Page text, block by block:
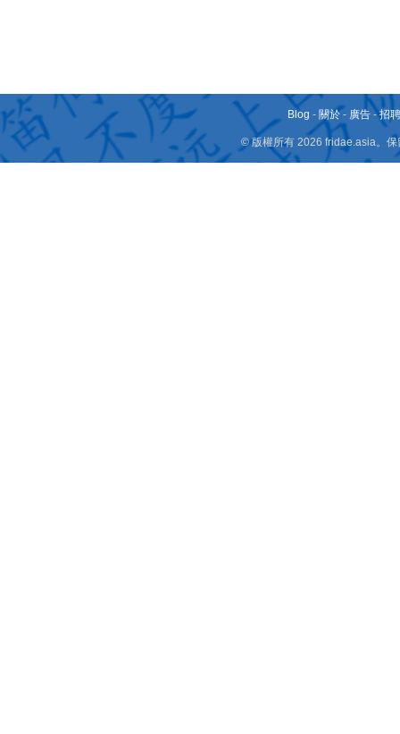
Blog - 關於 - 廣告 -招
© 版權所有 2026 fridae.asia。